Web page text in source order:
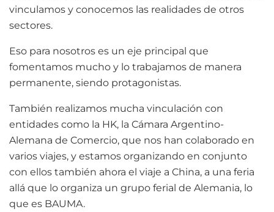
vinculamos y conocemos las realidades de otros
sectores.
Eso para nosotros es un eje principal que
fomentamos mucho y lo trabajamos de manera
permanente, siendo protagonistas.
También realizamos mucha vinculación con
entidades como la HK, la Cámara Argentino-
Alemana de Comercio, que nos han colaborado en
varios viajes, y estamos organizando en conjunto
con ellos también ahora el viaje a China, a una feria
allá que lo organiza un grupo ferial de Alemania, lo
que es BAUMA.